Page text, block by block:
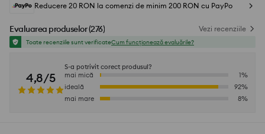
Reducere 20 RON la comenzi de minim 200 RON cu PayPo
Evaluarea produselor(276) Vezi recenziile
Toate recenziile sunt verificateCum funcționează evaluările?
4,8/5
S-a potrivit corect produsul?
mai mică
1%
ideală
92%
mai mare
8%